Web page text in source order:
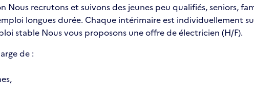
Nous recrutons et suivons des jeunes peu qualifiés, seniors,
longues durée. Chaque intérimaire est individuellement
stable Nous vous proposons une offre de électricien (H/F).
de :